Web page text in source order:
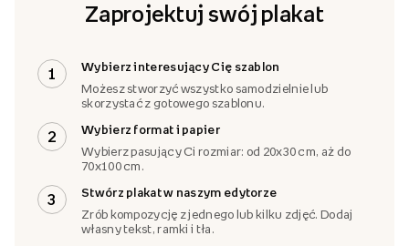
Zaprojektuj swój plakat
1
Wybierz interesujący Cię szablon
Możesz stworzyć wszystko samodzielnie lub
skorzystać z gotowego szablonu.
2
Wybierz format i papier
Wybierz pasujący Ci rozmiar: od 20x30 cm, aż do
70x100 cm.
3
Stwórz plakat w naszym edytorze
Zrób kompozycję z jednego lub kilku zdjęć. Dodaj
własny tekst, ramki i tła.